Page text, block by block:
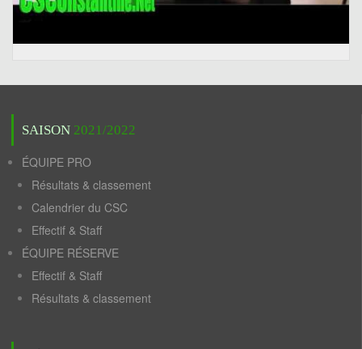
SAISON 2021/2022
ÉQUIPE PRO
Résultats & classement
Calendrier du CSC
Effectif & Staff
ÉQUIPE RÉSERVE
Effectif & Staff
Résultats & classement